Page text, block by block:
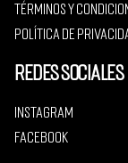
Términos y
Política de
Redes sociales
Instagram
Facebook